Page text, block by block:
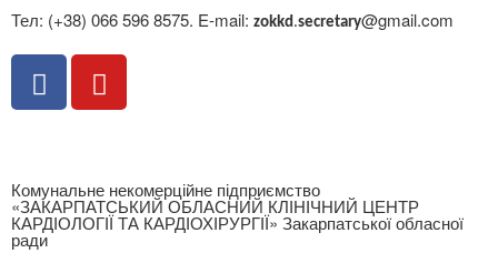
Тел: (+38) 066 596 8575. E-mail: zokkd.secretary@gmail.com
Комунальне некомерційне підприємство
«ЗАКАРПАТСЬКИЙ ОБЛАСНИЙ КЛІНІЧНИЙ ЦЕНТР
КАРДІОЛОГІЇ ТА КАРДІОХІРУРГІЇ» Закарпатської обласної
ради